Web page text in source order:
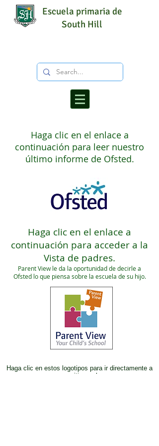
Escuela primaria de
South Hill
Haga clic en el enlace a
continuación para leer nuestro
último informe de Ofsted.
Haga clic en el enlace a
continuación para acceder a la
Vista de padres.
Parent View le da la oportunidad de decirle a
Ofsted lo que piensa sobre la escuela de su hijo.
Haga clic en estos logotipos para ir directamente a
sus sitios web.